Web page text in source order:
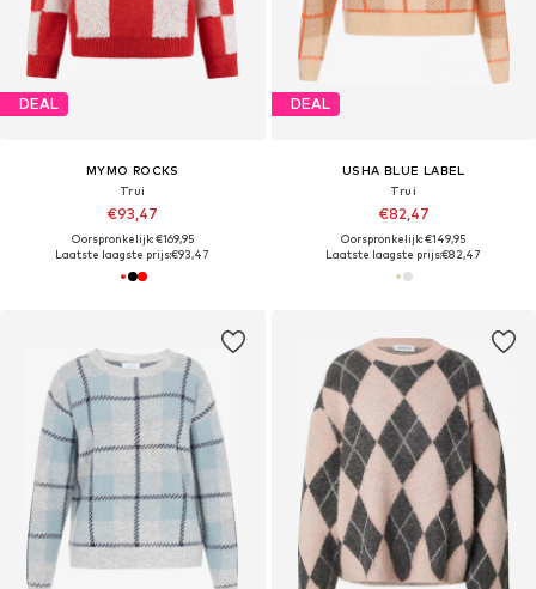
DEAL
MYMO ROCKS
Trui
€93,47
Oorspronkelijk: €169,95
Laatste laagste prijs:€93,47
DEAL
USHA BLUE LABEL
Trui
€82,47
Oorspronkelijk: €149,95
Laatste laagste prijs:€82,47